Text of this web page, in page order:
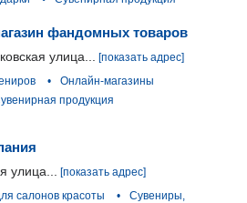
фандомных товаров
улица...
[показать адрес]
•
Онлайн-магазины
продукция
улица...
[показать адрес]
салонов красоты •
Сувениры,